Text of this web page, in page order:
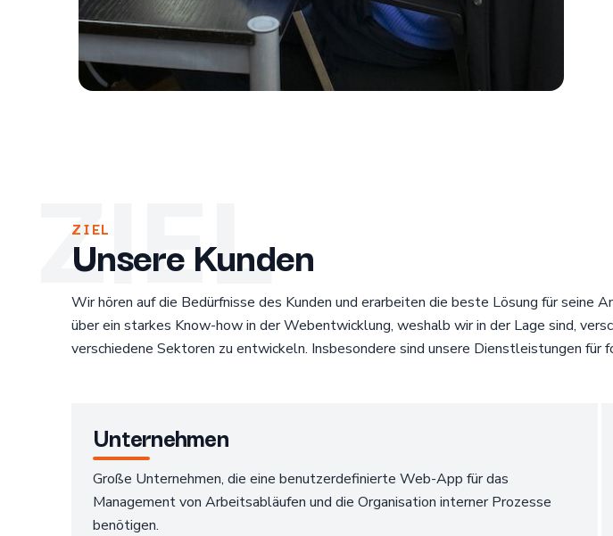
ZIEL
ZIEL
Unsere Kunden
Wir hören auf die Bedürfnisse des Kunden und erarbeiten die beste Lösung für seine
über ein starkes Know-how in der Webentwicklung, weshalb wir in der Lage sind,
verschiedene Sektoren zu entwickeln. Insbesondere sind unsere Dienstleistungen für
Unternehmen
Große Unternehmen, die eine benutzerdefinierte Web-App für das
Management von Arbeitsabläufen und die Organisation interner Prozesse
benötigen.